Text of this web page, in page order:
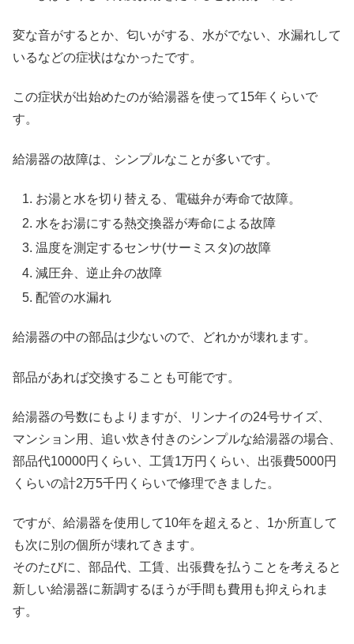
変な音がするとか、匂いがする、水がでない、水漏れして
いるなどの症状はなかったです。
この症状が出始めたのが給湯器を使って15年くらいで
す。
給湯器の故障は、シンプルなことが多いです。
お湯と水を切り替える、電磁弁が寿命で故障。
水をお湯にする熱交換器が寿命による故障
温度を測定するセンサ(サーミスタ)の故障
減圧弁、逆止弁の故障
配管の水漏れ
給湯器の中の部品は少ないので、どれかが壊れます。
部品があれば交換することも可能です。
給湯器の号数にもよりますが、リンナイの24号サイズ、
マンション用、追い炊き付きのシンプルな給湯器の場合、
部品代10000円くらい、工賃1万円くらい、出張費5000円
くらいの計2万5千円くらいで修理できました。
ですが、給湯器を使用して10年を超えると、1か所直して
も次に別の個所が壊れてきます。
そのたびに、部品代、工賃、出張費を払うことを考えると
新しい給湯器に新調するほうが手間も費用も抑えられま
す。